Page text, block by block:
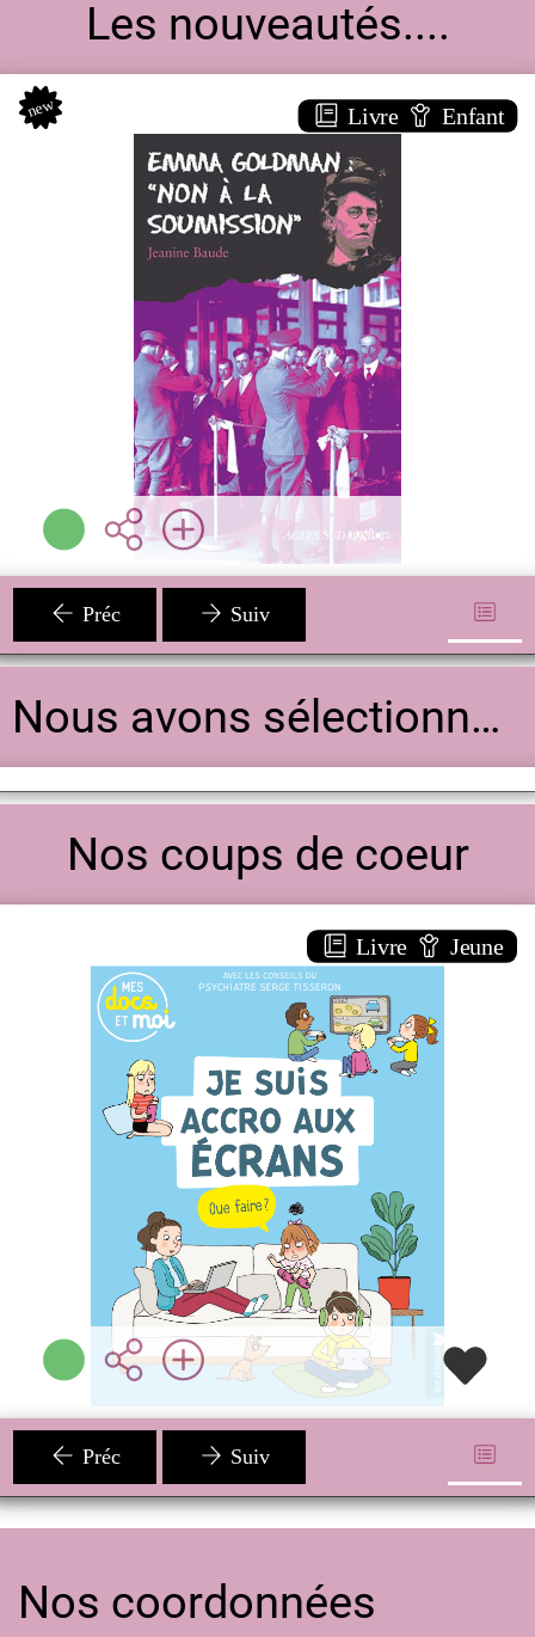
Les nouveautés....
Livre Enfant
new
Emma goldman
DOCUMENTAIRE
Jeannine BAUDE
Actes sud junior ( Arles -
2011 )
Plus d'infos
Préc Suiv
Nous avons sélectionné pour vous
Nos coups de coeur
Livre Jeune
Je suis accro aux écrans, que faire ?
DOCUMENTAIRE
ENFANT
Sophie BLITMAN
Auzou ( Paris - 2025 )
Plus d'infos
Préc Suiv
Nos coordonnées